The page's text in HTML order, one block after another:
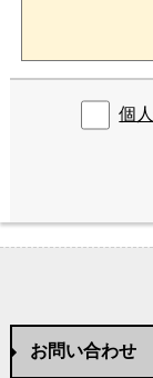
個
お問い合わせ